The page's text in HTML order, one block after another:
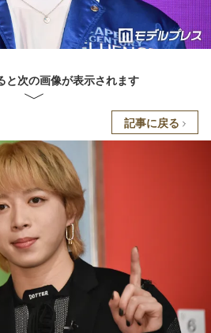
と次の画像が表示されます
記事に戻る